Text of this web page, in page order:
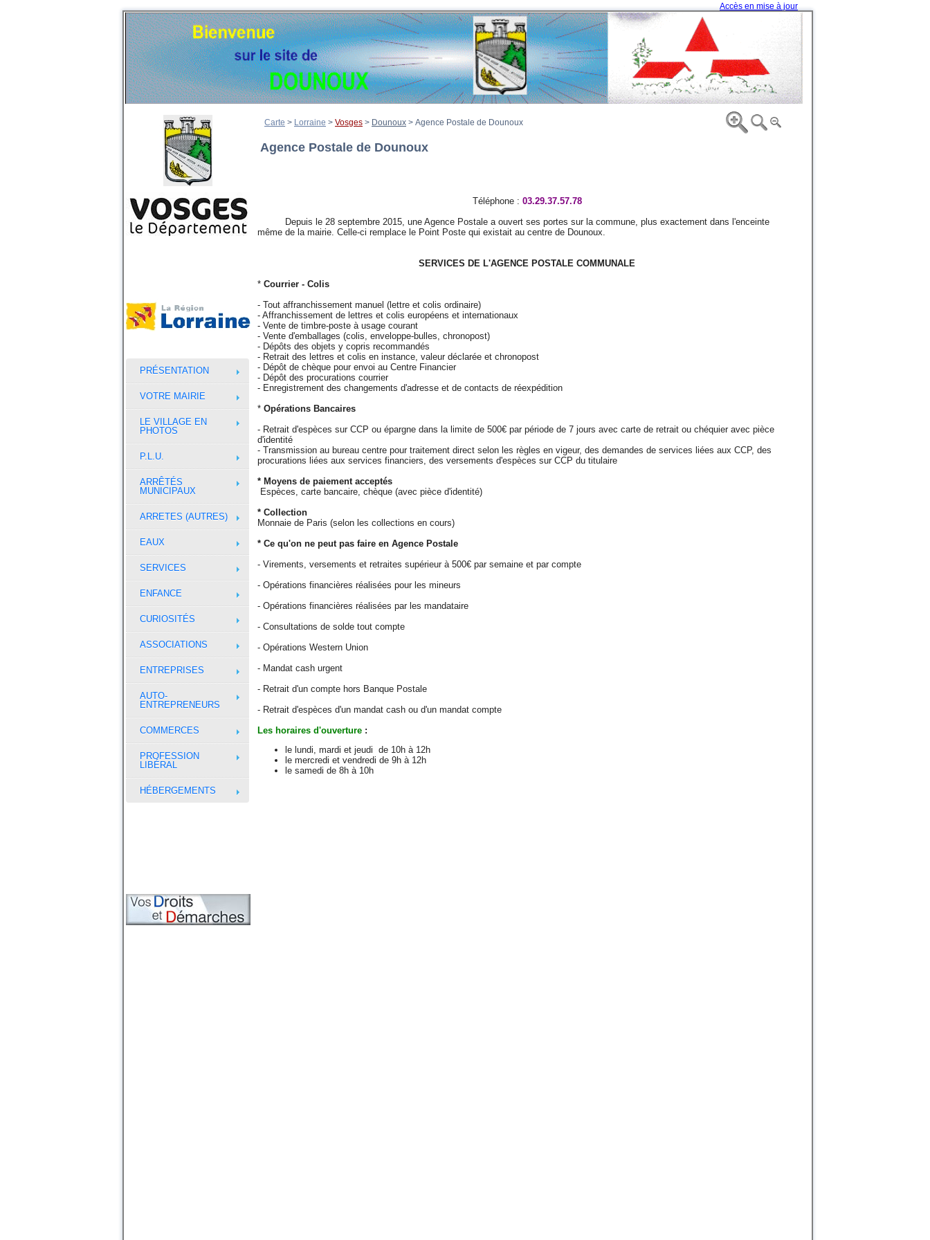
PRÉSENTATION
VOTRE MAIRIE
LE VILLAGE EN
PHOTOS
P.L.U.
ARRÊTÉS
MUNICIPAUX
ARRETES (AUTRES)
EAUX
SERVICES
ENFANCE
CURIOSITÉS
ASSOCIATIONS
ENTREPRISES
AUTO-
ENTREPRENEURS
COMMERCES
PROFESSION
LIBÉRAL
HÉBERGEMENTS
Carte > Lorraine > Vosges > Dounoux > Agence Postale de Dounoux
Agence Postale de Dounoux
Téléphone : 03.29.37.57.78
Depuis le 28 septembre 2015, une Agence Postale a ouvert ses portes sur la commune, plus exactement dans l'enceinte
même de la mairie. Celle-ci remplace le Point Poste qui existait au centre de Dounoux.
SERVICES DE L'AGENCE POSTALE COMMUNALE
* Courrier - Colis
- Tout affranchissement manuel (lettre et colis ordinaire)
- Affranchissement de lettres et colis européens et internationaux
- Vente de timbre-poste à usage courant
- Vente d'emballages (colis, enveloppe-bulles, chronopost)
- Dépôts des objets y copris recommandés
- Retrait des lettres et colis en instance, valeur déclarée et chronopost
- Dépôt de chèque pour envoi au Centre Financier
- Dépôt des procurations courrier
- Enregistrement des changements d'adresse et de contacts de réexpédition
* Opérations Bancaires
- Retrait d'espèces sur CCP ou épargne dans la limite de 500€ par période de 7 jours avec carte de retrait ou chéquier avec pièce
d'identité
- Transmission au bureau centre pour traitement direct selon les règles en vigeur, des demandes de services liées aux CCP, des
procurations liées aux services financiers, des versements d'espèces sur CCP du titulaire
* Moyens de paiement acceptés
Espèces, carte bancaire, chèque (avec pièce d'identité)
* Collection
Monnaie de Paris (selon les collections en cours)
* Ce qu'on ne peut pas faire en Agence Postale
- Virements, versements et retraites supérieur à 500€ par semaine et par compte
- Opérations financières réalisées pour les mineurs
- Opérations financières réalisées par les mandataire
- Consultations de solde tout compte
- Opérations Western Union
- Mandat cash urgent
- Retrait d'un compte hors Banque Postale
- Retrait d'espèces d'un mandat cash ou d'un mandat compte
Les horaires d'ouverture :
le lundi, mardi et jeudi de 10h à 12h
le mercredi et vendredi de 9h à 12h
le samedi de 8h à 10h
Accès en mise à jour